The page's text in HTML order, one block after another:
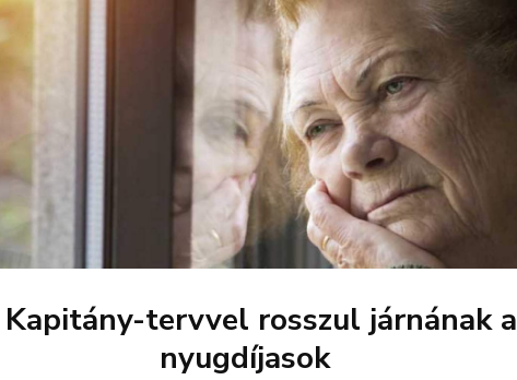
tervvel rosszul járnának a
nyugdíjasok